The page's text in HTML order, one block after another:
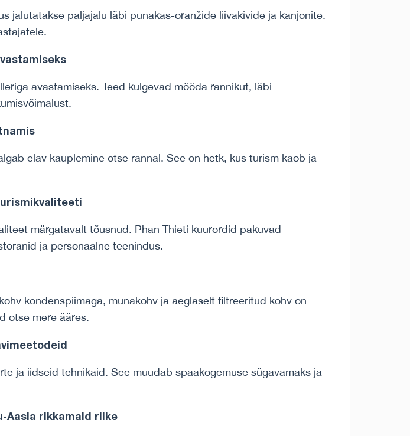
jalutatakse paljajalu läbi punakas-oranžide liivakivide ja kanjonite.
avastamiseks. Teed kulgevad mööda rannikut, läbi
elav kauplemine otse rannal. See on hetk, kus turism kaob ja
märgatavalt tõusnud. Phan Thieti kuurordid pakuvad
ja personaalne teenindus.
kondenspiimaga, munakohv ja aeglaselt filtreeritud kohv on
otse mere ääres.
ja iidseid tehnikaid. See muudab spaakogemuse sügavamaks ja
Aasia rikkamaid riike